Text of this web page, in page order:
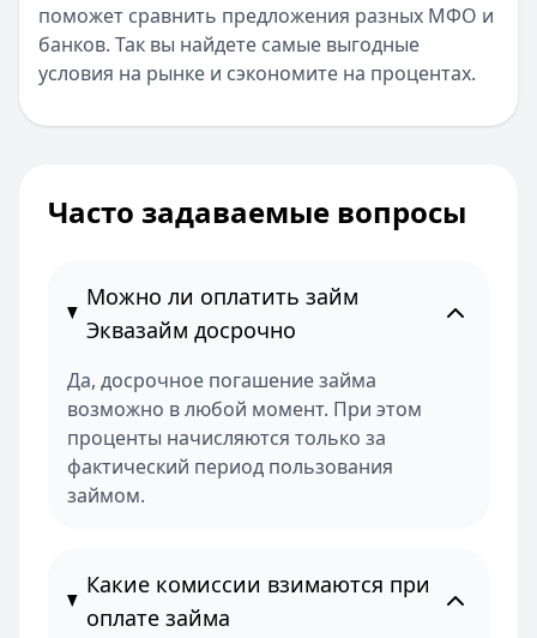
поможет сравнить предложения разных МФО и
банков. Так вы найдете самые выгодные
условия на рынке и сэкономите на процентах.
Часто задаваемые вопросы
Можно ли оплатить займ
Эквазайм досрочно
Да, досрочное погашение займа
возможно в любой момент. При этом
проценты начисляются только за
фактический период пользования
займом.
Какие комиссии взимаются при
оплате займа